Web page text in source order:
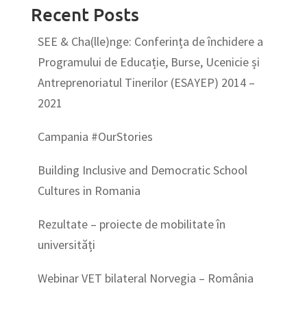
Recent Posts
SEE & Cha(lle)nge: Conferința de închidere a
Programului de Educație, Burse, Ucenicie și
Antreprenoriatul Tinerilor (ESAYEP) 2014 –
2021
Campania #OurStories
Building Inclusive and Democratic School
Cultures in Romania
Rezultate – proiecte de mobilitate în
universități
Webinar VET bilateral Norvegia – România